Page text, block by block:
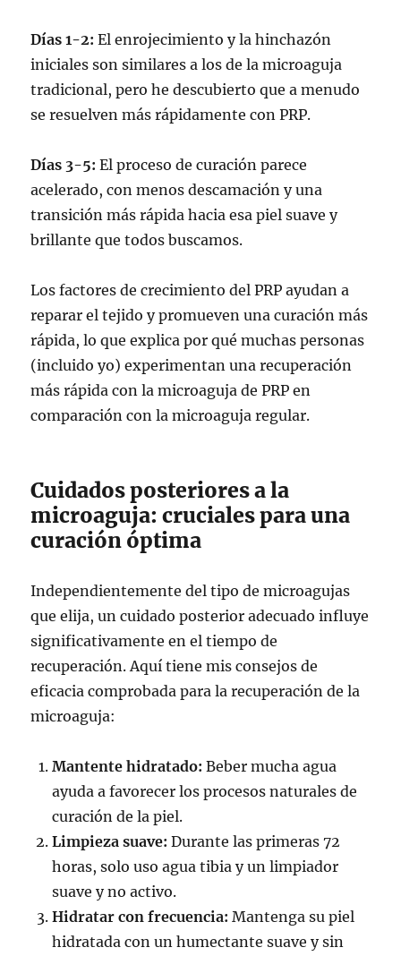
Días 1-2: El enrojecimiento y la hinchazón
iniciales son similares a los de la microaguja
tradicional, pero he descubierto que a menudo
se resuelven más rápidamente con PRP.
Días 3-5: El proceso de curación parece
acelerado, con menos descamación y una
transición más rápida hacia esa piel suave y
brillante que todos buscamos.
Los factores de crecimiento del PRP ayudan a
reparar el tejido y promueven una curación más
rápida, lo que explica por qué muchas personas
(incluido yo) experimentan una recuperación
más rápida con la microaguja de PRP en
comparación con la microaguja regular.
Cuidados posteriores a la
microaguja: cruciales para una
curación óptima
Independientemente del tipo de microagujas
que elija, un cuidado posterior adecuado influye
significativamente en el tiempo de
recuperación. Aquí tiene mis consejos de
eficacia comprobada para la recuperación de la
microaguja:
Mantente hidratado: Beber mucha agua
ayuda a favorecer los procesos naturales de
curación de la piel.
Limpieza suave: Durante las primeras 72
horas, solo uso agua tibia y un limpiador
suave y no activo.
Hidratar con frecuencia: Mantenga su piel
hidratada con un humectante suave y sin